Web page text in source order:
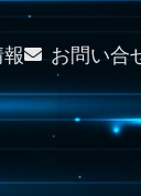
お問い合